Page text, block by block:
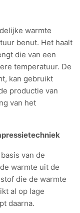
warmte
benut. Het haalt
die van een
temperatuur. De
kan gebruikt
productie van
van het
van de
warmte uit de
die de warmte
al op lage
daarna.